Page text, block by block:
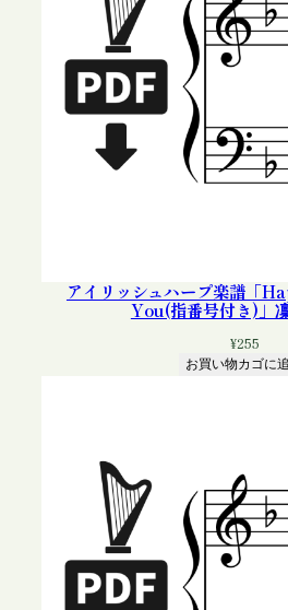
アイリッシュハープ楽譜「
You(指番号付き)」
¥255
お買い物カゴに